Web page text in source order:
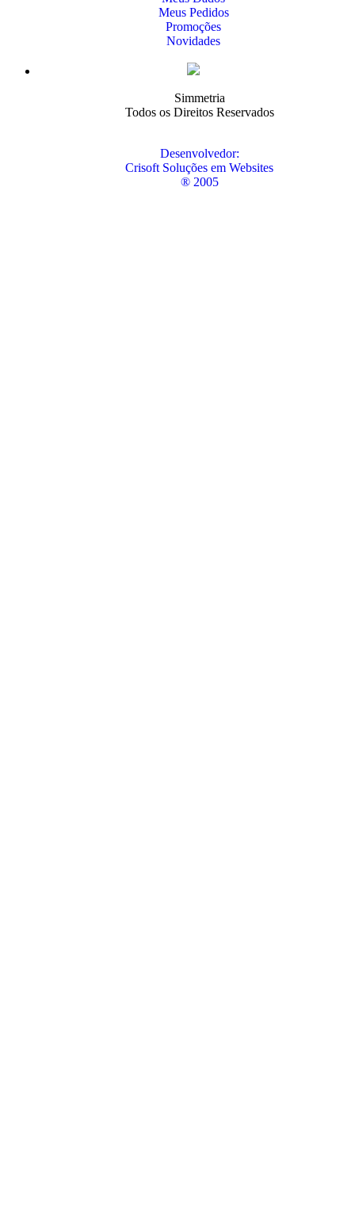
Meus Pedidos
Promoções
Novidades
Simmetria
Todos os Direitos Reservados
Desenvolvedor:
Crisoft Soluções em Websites
® 2005